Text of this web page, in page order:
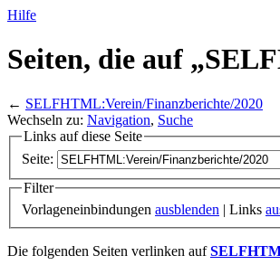
Hilfe
Seiten, die auf
← SELFHTML:Verein/Finanzberichte/2020
Wechseln zu: Navigation, Suche
Links auf diese Seite
Seite:
Filter
Vorlageneinbindungen ausblenden | Links
Die folgenden Seiten verlinken auf